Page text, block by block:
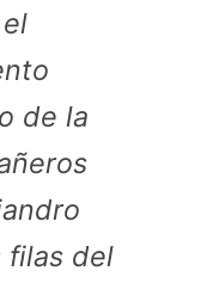
de la
filas del